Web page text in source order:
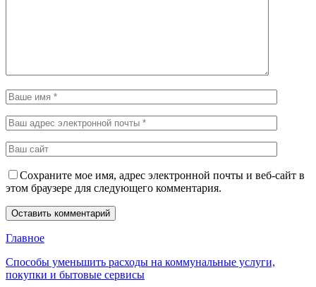
Сохраните мое имя, адрес электронной почты и веб-сайт в
этом браузере для следующего комментария.
Главное
Способы уменьшить расходы на коммунальные услуги,
покупки и бытовые сервисы